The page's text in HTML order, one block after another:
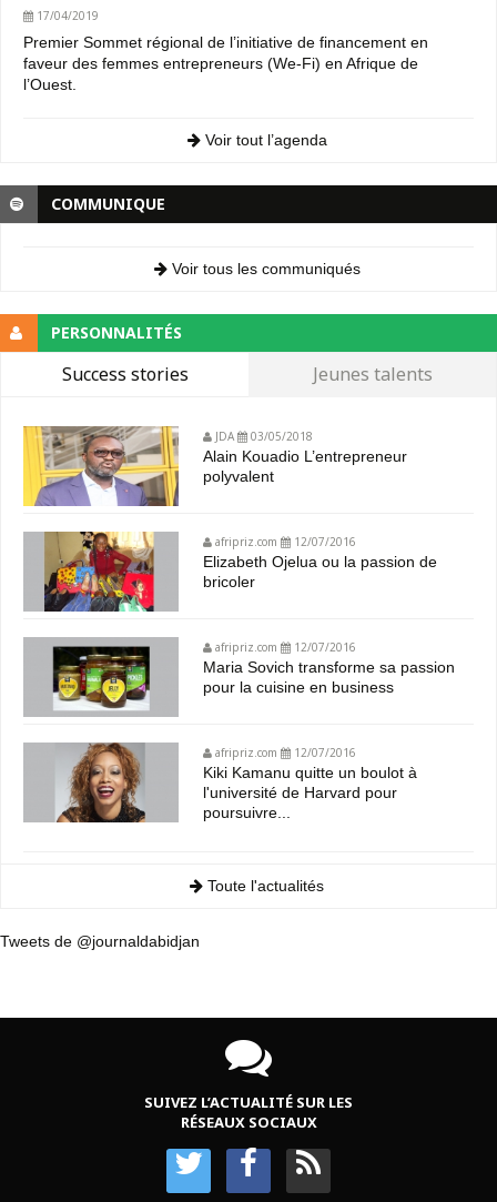
17/04/2019
Premier Sommet régional de l’initiative de financement en
faveur des femmes entrepreneurs (We-Fi) en Afrique de
l’Ouest.
Voir tout l’agenda
COMMUNIQUE
Voir tous les communiqués
PERSONNALITÉS
Success stories Jeunes talents
JDA 03/05/2018
Alain Kouadio L’entrepreneur
polyvalent
afripriz.com 12/07/2016
Elizabeth Ojelua ou la passion de
bricoler
afripriz.com 12/07/2016
Maria Sovich transforme sa passion
pour la cuisine en business
afripriz.com 12/07/2016
Kiki Kamanu quitte un boulot à
l'université de Harvard pour
poursuivre...
Toute l'actualités
Tweets de @journaldabidjan
SUIVEZ L’ACTUALITÉ SUR LES
RÉSEAUX SOCIAUX